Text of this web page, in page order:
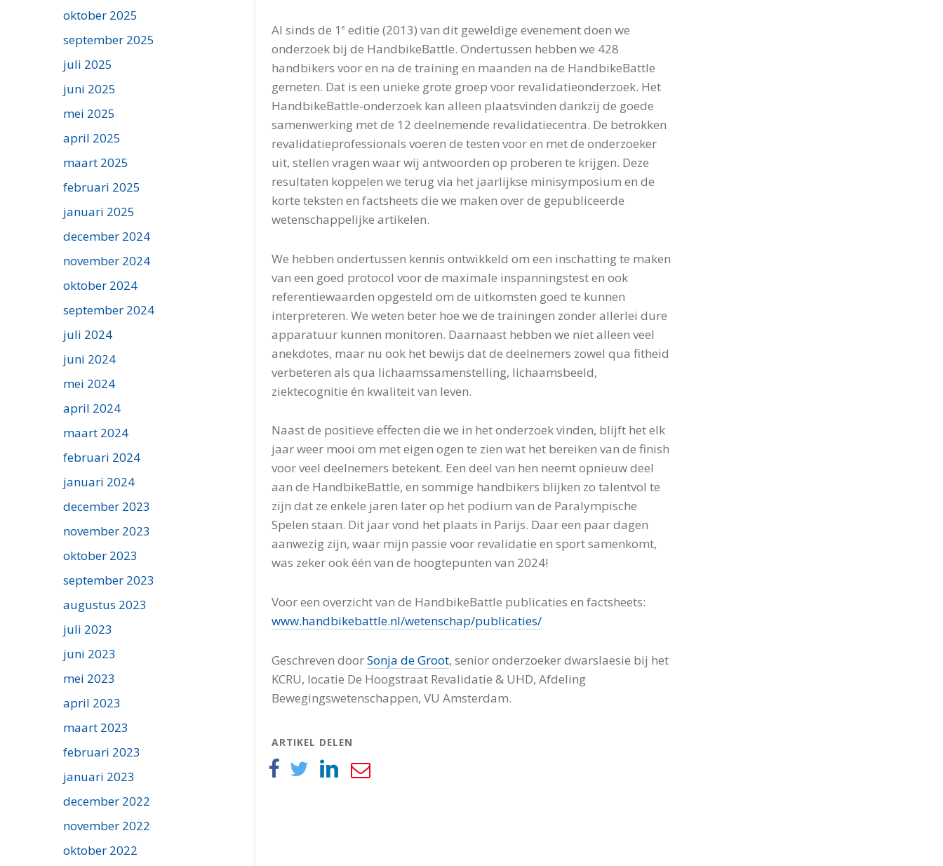
oktober 2025
september 2025
juli 2025
juni 2025
mei 2025
april 2025
maart 2025
februari 2025
januari 2025
december 2024
november 2024
oktober 2024
september 2024
juli 2024
juni 2024
mei 2024
april 2024
maart 2024
februari 2024
januari 2024
december 2023
november 2023
oktober 2023
september 2023
augustus 2023
juli 2023
juni 2023
mei 2023
april 2023
maart 2023
februari 2023
januari 2023
december 2022
november 2022
oktober 2022
Al sinds de 1 e editie (2013) van dit geweldige evenement doen we
onderzoek bij de HandbikeBattle. Ondertussen hebben we 428
handbikers voor en na de training en maanden na de HandbikeBattle
gemeten. Dat is een unieke grote groep voor revalidatieonderzoek. Het
HandbikeBattle-onderzoek kan alleen plaatsvinden dankzij de goede
samenwerking met de 12 deelnemende revalidatiecentra. De betrokken
revalidatieprofessionals voeren de testen voor en met de onderzoeker
uit, stellen vragen waar wij antwoorden op proberen te krijgen. Deze
resultaten koppelen we terug via het jaarlijkse minisymposium en de
korte teksten en factsheets die we maken over de gepubliceerde
wetenschappelijke artikelen.
We hebben ondertussen kennis ontwikkeld om een inschatting te maken
van een goed protocol voor de maximale inspanningstest en ook
referentiewaarden opgesteld om de uitkomsten goed te kunnen
interpreteren. We weten beter hoe we de trainingen zonder allerlei dure
apparatuur kunnen monitoren. Daarnaast hebben we niet alleen veel
anekdotes, maar nu ook het bewijs dat de deelnemers zowel qua fitheid
verbeteren als qua lichaamssamenstelling, lichaamsbeeld,
ziektecognitie én kwaliteit van leven.
Naast de positieve effecten die we in het onderzoek vinden, blijft het elk
jaar weer mooi om met eigen ogen te zien wat het bereiken van de finish
voor veel deelnemers betekent. Een deel van hen neemt opnieuw deel
aan de HandbikeBattle, en sommige handbikers blijken zo talentvol te
zijn dat ze enkele jaren later op het podium van de Paralympische
Spelen staan. Dit jaar vond het plaats in Parijs. Daar een paar dagen
aanwezig zijn, waar mijn passie voor revalidatie en sport samenkomt,
was zeker ook één van de hoogtepunten van 2024!
Voor een overzicht van de HandbikeBattle publicaties en factsheets:
www.handbikebattle.nl/wetenschap/publicaties/
Geschreven doorSonja de Groot, senior onderzoeker dwarslaesie bij het
KCRU, locatie De Hoogstraat Revalidatie & UHD, Afdeling
Bewegingswetenschappen, VU Amsterdam.
ARTIKEL DELEN